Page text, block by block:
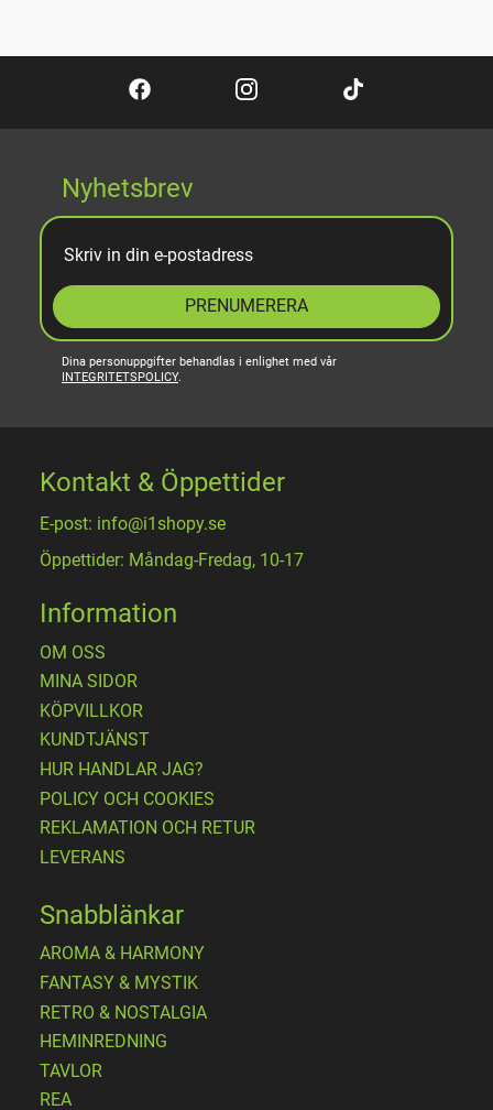
Nyhetsbrev
PRENUMERERA
Dina personuppgifter behandlas i enlighet med vår
INTEGRITETSPOLICY.
Kontakt & Öppettider
E-post: info@i1shopy.se
Öppettider: Måndag-Fredag, 10-17
Information
OM OSS
MINA SIDOR
KÖPVILLKOR
KUNDTJÄNST
HUR HANDLAR JAG?
POLICY OCH COOKIES
REKLAMATION OCH RETUR
LEVERANS
Snabblänkar
AROMA & HARMONY
FANTASY & MYSTIK
RETRO & NOSTALGIA
HEMINREDNING
TAVLOR
REA